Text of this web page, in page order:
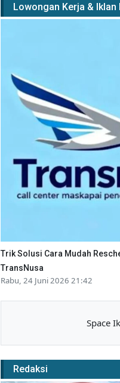
Lowongan Kerja & Iklan
Trik Solusi Cara Mudah
TransNusa
Rabu, 24 Juni 2026 21:42
Space
Redaksi